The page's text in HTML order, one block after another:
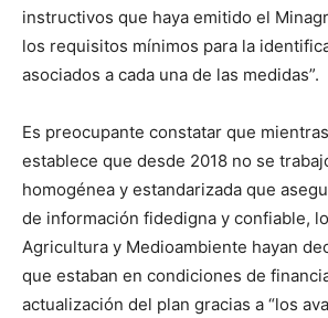
instructivos que haya emitido el
los requisitos mínimos para la
asociados a cada una de las medidas”.
Es preocupante constatar que
establece que desde 2018 no se
homogénea y estandarizada que
de información fidedigna y confiable,
Agricultura y Medioambiente hayan
que estaban en condiciones de
actualización del plan gracias a “los